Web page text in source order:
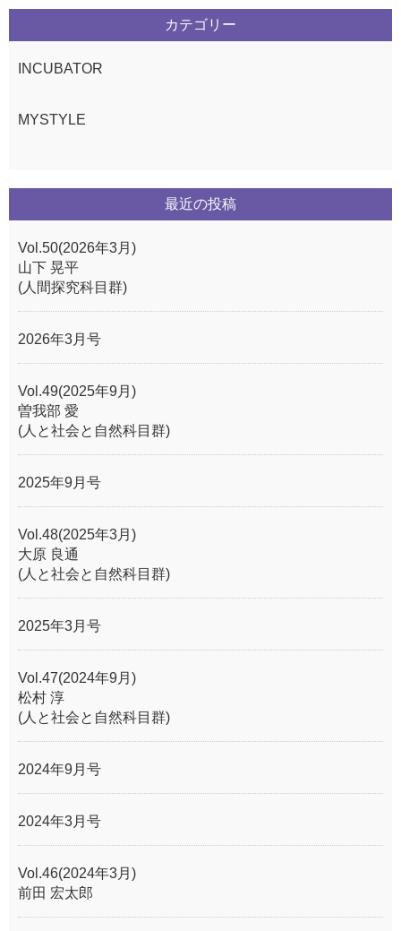
カテゴリー
INCUBATOR
MYSTYLE
最近の投稿
Vol.50(2026年3月)
山下 晃平
(人間探究科目群)
2026年3月号
Vol.49(2025年9月)
曽我部 愛
(人と社会と自然科目群)
2025年9月号
Vol.48(2025年3月)
大原 良通
(人と社会と自然科目群)
2025年3月号
Vol.47(2024年9月)
松村 淳
(人と社会と自然科目群)
2024年9月号
2024年3月号
Vol.46(2024年3月)
前田 宏太郎